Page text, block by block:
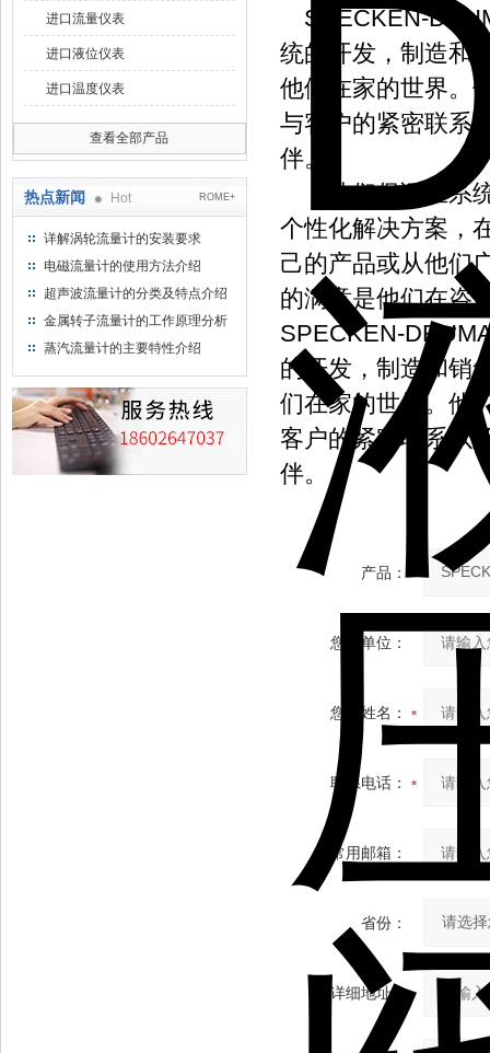
进口流量仪表
进口液位仪表
进口温度仪表
查看全部产品
热点新闻 Hot ROME+
详解涡轮流量计的安装要求
电磁流量计的使用方法介绍
超声波流量计的分类及特点介绍
金属转子流量计的工作原理分析
蒸汽流量计的主要特性介绍
SPECKEN-
统的开发，制造和
他们在家的世界。
与客户的紧密联系
伴。
他们保证在系统
个性化解决方案，
己的产品或从他们
的满意是他们在咨
SPECKEN-
的开发，制造和销
们在家的世界。他
客户的紧密联系以
伴。
产品：
您的单位：
您的姓名：
联系电话：
常用邮箱：
省份：
详细地址：